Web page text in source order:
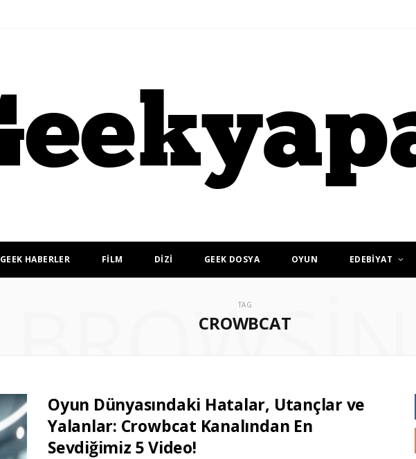
GEEK HABERLER FİLM DİZİ GEEK DOSYA OYUN EDEBİYAT
TAG
CROWBCAT
BROWSING
Oyun Dünyasındaki Hatalar, Utançlar ve
Yalanlar: Crowbcat Kanalından En
Sevdiğimiz 5 Video!